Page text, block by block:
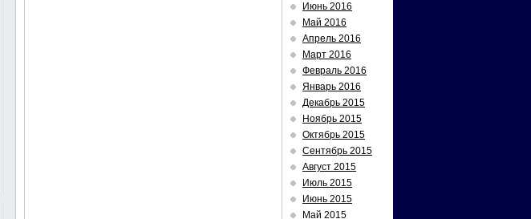
Июнь 2016
Май 2016
Апрель 2016
Март 2016
Февраль 2016
Январь 2016
Декабрь 2015
Ноябрь 2015
Октябрь 2015
Сентябрь 2015
Август 2015
Июль 2015
Июнь 2015
Май 2015